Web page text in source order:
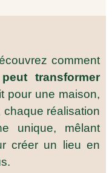
comment
transformer
pour une maison,
réalisation
unique, mêlant
créer un lieu en